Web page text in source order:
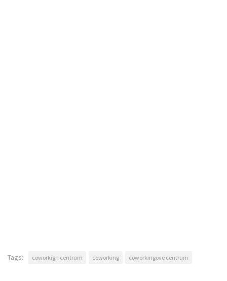
Tags: coworkign centrum coworking coworkingove centrum